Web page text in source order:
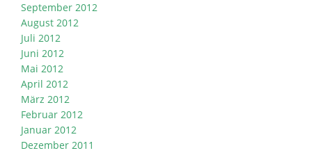
September 2012
August 2012
Juli 2012
Juni 2012
Mai 2012
April 2012
März 2012
Februar 2012
Januar 2012
Dezember 2011